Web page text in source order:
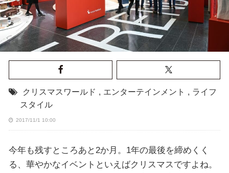
クリスマスワールド , エンターテインメント , ライフ
スタイル
2017/11/1 10:00
今年も残すところあと2か月。1年の最後を締めくく
る、華やかなイベントといえばクリスマスですよね。